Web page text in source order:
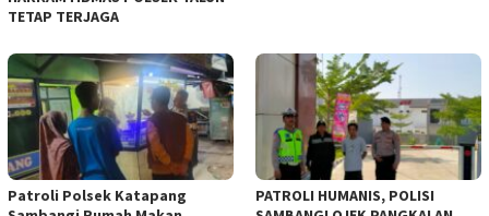
TETAP TERJAGA
‎Patroli Polsek Katapang
‎PATROLI HUMANIS, POLISI